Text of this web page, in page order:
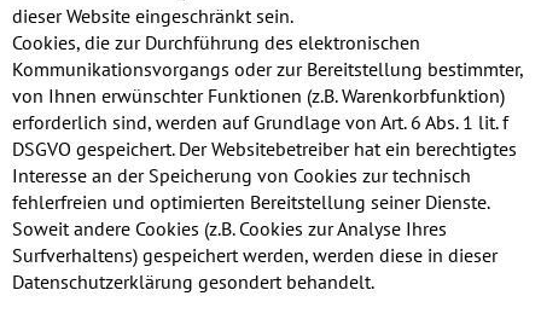
dieser Website eingeschränkt sein.
Cookies, die zur Durchführung des elektronischen
Kommunikationsvorgangs oder zur Bereitstellung bestimmter,
von Ihnen erwünschter Funktionen (z.B. Warenkorbfunktion)
erforderlich sind, werden auf Grundlage von Art. 6 Abs. 1 lit. f
DSGVO gespeichert. Der Websitebetreiber hat ein berechtigtes
Interesse an der Speicherung von Cookies zur technisch
fehlerfreien und optimierten Bereitstellung seiner Dienste.
Soweit andere Cookies (z.B. Cookies zur Analyse Ihres
Surfverhaltens) gespeichert werden, werden diese in dieser
Datenschutzerklärung gesondert behandelt.